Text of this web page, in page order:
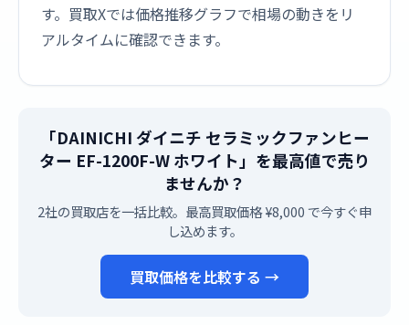
す。買取Xでは価格推移グラフで相場の動きをリ
アルタイムに確認できます。
「DAINICHI ダイニチ セラミックファンヒー
ター EF-1200F-W ホワイト」を最高値で売り
ませんか？
2社の買取店を一括比較。最高買取価格 ¥8,000 で今すぐ申
し込めます。
買取価格を比較する →